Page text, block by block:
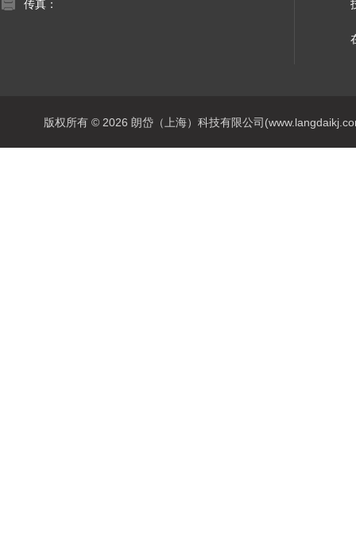
传真：
版权所有 © 2026 朗岱（上海）科技有限公司